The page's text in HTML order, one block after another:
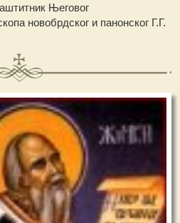
Његовог
новобрдског и панонског Г.Г.